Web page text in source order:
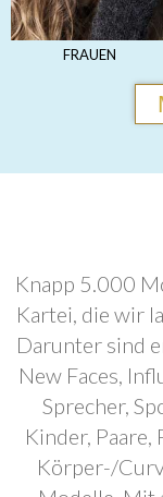
FRAUEN
Knapp 5.000
Kartei, die wir
Darunter sind
New Faces,
Sprecher,
Kinder,
Körper-/